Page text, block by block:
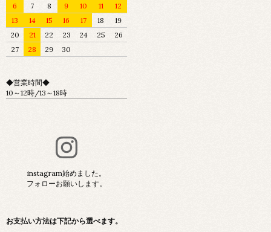
6
7 8 9 10 11
12
13
14 15 16 17 18
19
20
21 22 23 24 25
26
27
28 29 30
◆営業時間◆
10～12時/13～18時
instagram始めました。
フォローお願いします。
お支払い方法は下記から選べます。